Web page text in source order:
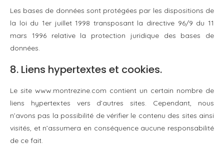
Les bases de données sont protégées par les dispositions de
la loi du 1er juillet 1998 transposant la directive 96/9 du 11
mars 1996 relative la protection juridique des bases de
données.
8. Liens hypertextes et cookies.
Le site www.montrezine.com contient un certain nombre de
liens hypertextes vers d’autres sites. Cependant, nous
n’avons pas la possibilité de vérifier le contenu des sites ainsi
visités, et n’assumera en conséquence aucune responsabilité
de ce fait.